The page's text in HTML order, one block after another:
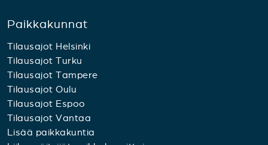
Paikkakunnat
Tilausajot Helsinki
Tilausajot Turku
Tilausajot Tampere
Tilausajot Oulu
Tilausajot Espoo
Tilausajot Vantaa
Lisää paikkakuntia